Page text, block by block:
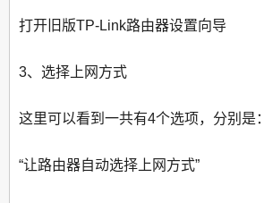
打开旧版TP-Link路由器设置向导
3、选择上网方式
这里可以看到一共有4个选项，分别是：
“让路由器自动选择上网方式”